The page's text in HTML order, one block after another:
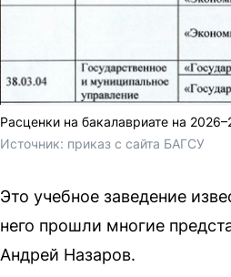
Расценки на бакалавриате на
Источник: приказ с сайта БАГСУ
Это учебное заведение
него прошли многие
Андрей Назаров.